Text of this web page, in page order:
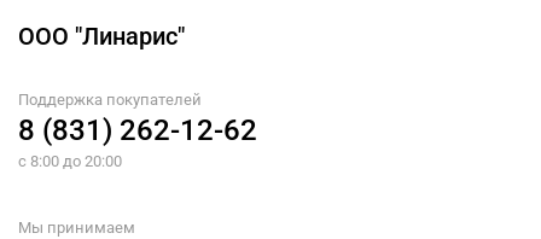
ООО "Линарис"
Поддержка покупателей
8 (831) 262-12-62
с 8:00 до 20:00
Мы принимаем